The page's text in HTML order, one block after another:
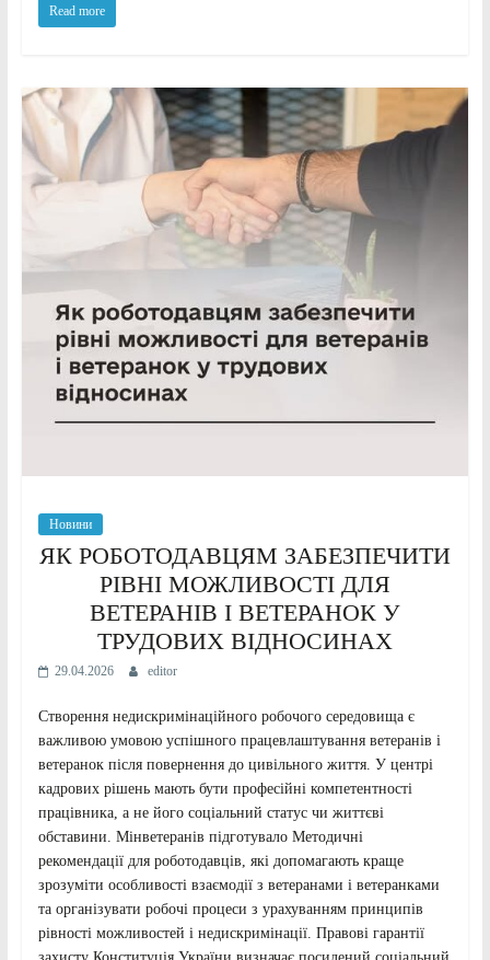
Read more
Новини
ЯК РОБОТОДАВЦЯМ ЗАБЕЗПЕЧИТИ
РІВНІ МОЖЛИВОСТІ ДЛЯ
ВЕТЕРАНІВ І ВЕТЕРАНОК У
ТРУДОВИХ ВІДНОСИНАХ
29.04.2026 editor
Створення недискримінаційного робочого середовища є
важливою умовою успішного працевлаштування ветеранів і
ветеранок після повернення до цивільного життя. У центрі
кадрових рішень мають бути професійні компетентності
працівника, а не його соціальний статус чи життєві
обставини. Мінветеранів підготувало Методичні
рекомендації для роботодавців, які допомагають краще
зрозуміти особливості взаємодії з ветеранами і ветеранками
та організувати робочі процеси з урахуванням принципів
рівності можливостей і недискримінації. Правові гарантії